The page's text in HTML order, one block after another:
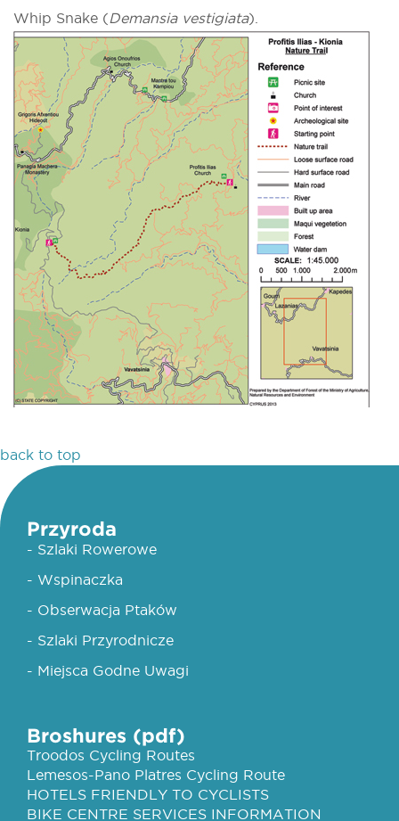
Whip Snake (Demansia vestigiata).
back to top
Przyroda
- Szlaki Rowerowe
- Wspinaczka
- Obserwacja Ptaków
- Szlaki Przyrodnicze
- Miejsca Godne Uwagi
Broshures (pdf)
Troodos Cycling Routes
Lemesos-Pano Platres Cycling Route
HOTELS FRIENDLY TO CYCLISTS
BIKE CENTRE SERVICES INFORMATION